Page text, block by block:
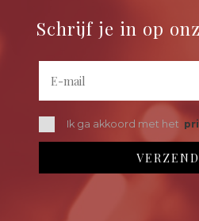
Schrijf je in op
Ik ga akkoord met het